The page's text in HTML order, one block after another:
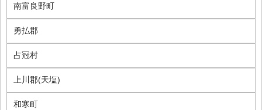
南富良野町
勇払郡
占冠村
上川郡(天塩)
和寒町